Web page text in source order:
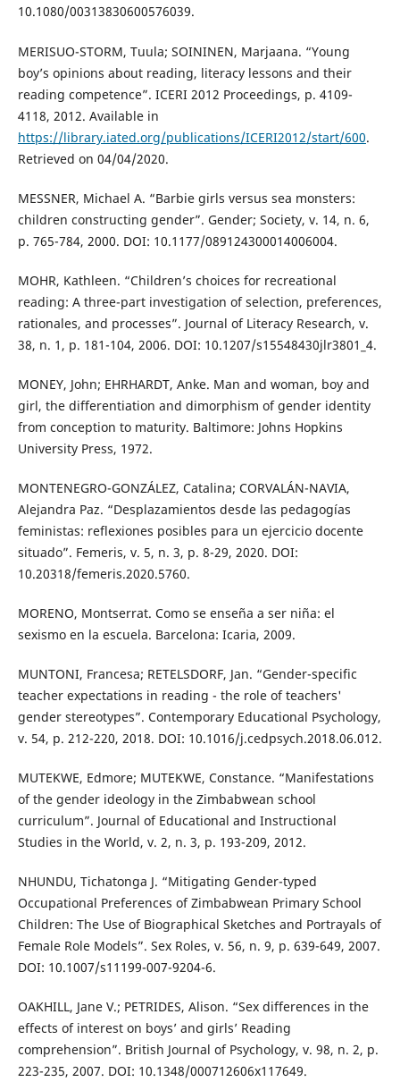
10.1080/00313830600576039.
MERISUO-STORM, Tuula; SOININEN, Marjaana. “Young
boy’s opinions about reading, literacy lessons and their
reading competence”. ICERI 2012 Proceedings, p. 4109-
4118, 2012. Available in
https://library.iated.org/publications/ICERI2012/start/600.
Retrieved on 04/04/2020.
MESSNER, Michael A. “Barbie girls versus sea monsters:
children constructing gender”. Gender; Society, v. 14, n. 6,
p. 765-784, 2000. DOI: 10.1177/089124300014006004.
MOHR, Kathleen. “Children’s choices for recreational
reading: A three-part investigation of selection, preferences,
rationales, and processes”. Journal of Literacy Research, v.
38, n. 1, p. 181-104, 2006. DOI: 10.1207/s15548430jlr3801_4.
MONEY, John; EHRHARDT, Anke. Man and woman, boy and
girl, the differentiation and dimorphism of gender identity
from conception to maturity. Baltimore: Johns Hopkins
University Press, 1972.
MONTENEGRO-GONZÁLEZ, Catalina; CORVALÁN-NAVIA,
Alejandra Paz. “Desplazamientos desde las pedagogías
feministas: reflexiones posibles para un ejercicio docente
situado”. Femeris, v. 5, n. 3, p. 8-29, 2020. DOI:
10.20318/femeris.2020.5760.
MORENO, Montserrat. Como se enseña a ser niña: el
sexismo en la escuela. Barcelona: Icaria, 2009.
MUNTONI, Francesa; RETELSDORF, Jan. “Gender-specific
teacher expectations in reading - the role of teachers'
gender stereotypes”. Contemporary Educational Psychology,
v. 54, p. 212-220, 2018. DOI: 10.1016/j.cedpsych.2018.06.012.
MUTEKWE, Edmore; MUTEKWE, Constance. “Manifestations
of the gender ideology in the Zimbabwean school
curriculum”. Journal of Educational and Instructional
Studies in the World, v. 2, n. 3, p. 193-209, 2012.
NHUNDU, Tichatonga J. “Mitigating Gender-typed
Occupational Preferences of Zimbabwean Primary School
Children: The Use of Biographical Sketches and Portrayals of
Female Role Models”. Sex Roles, v. 56, n. 9, p. 639-649, 2007.
DOI: 10.1007/s11199-007-9204-6.
OAKHILL, Jane V.; PETRIDES, Alison. “Sex differences in the
effects of interest on boys’ and girls’ Reading
comprehension”. British Journal of Psychology, v. 98, n. 2, p.
223-235, 2007. DOI: 10.1348/000712606x117649.